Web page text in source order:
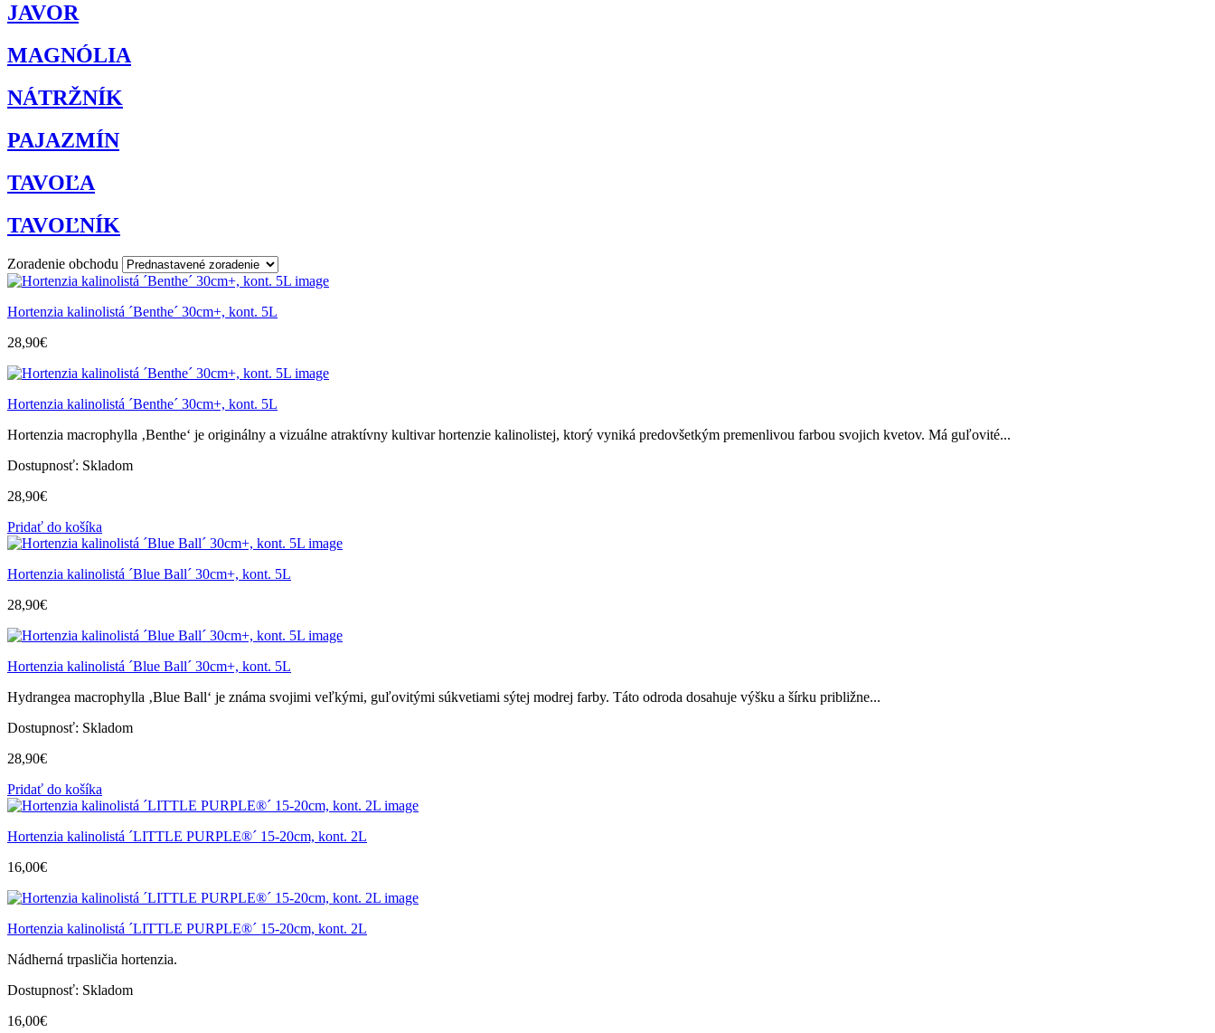
JAVOR
MAGNÓLIA
NÁTRŽNÍK
PAJAZMÍN
TAVOĽA
TAVOĽNÍK
Zoradenie obchodu
Hortenzia kalinolistá ´Benthe´ 30cm+, kont. 5L
28,90€
Hortenzia kalinolistá ´Benthe´ 30cm+, kont. 5L
Hortenzia macrophylla ‚Benthe‘ je originálny a vizuálne atraktívny kultivar hortenzie kalinolistej, ktorý vyniká predovšetkým premenlivou farbou svojich kvetov. Má guľovité...
Dostupnosť: Skladom
28,90€
Pridať do košíka
Hortenzia kalinolistá ´Blue Ball´ 30cm+, kont. 5L
28,90€
Hortenzia kalinolistá ´Blue Ball´ 30cm+, kont. 5L
Hydrangea macrophylla ‚Blue Ball‘ je známa svojimi veľkými, guľovitými súkvetiami sýtej modrej farby. Táto odroda dosahuje výšku a šírku približne...
Dostupnosť: Skladom
28,90€
Pridať do košíka
Hortenzia kalinolistá ´LITTLE PURPLE®´ 15-20cm, kont. 2L
16,00€
Hortenzia kalinolistá ´LITTLE PURPLE®´ 15-20cm, kont. 2L
Nádherná trpasličia hortenzia.
Dostupnosť: Skladom
16,00€